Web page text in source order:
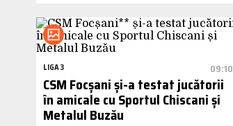
LIGA 3 09:10
CSM Focșani și-a testat jucătorii
în amicale cu Sportul Chiscani și
Metalul Buzău